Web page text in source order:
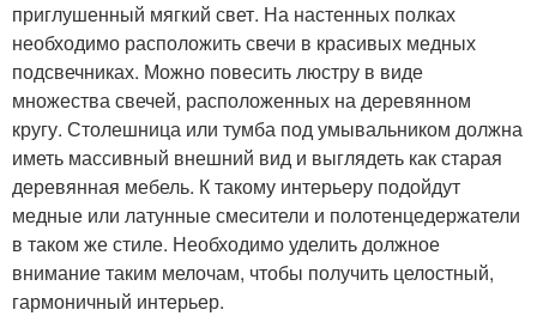
приглушенный мягкий свет. На настенных полках
необходимо расположить свечи в красивых медных
подсвечниках. Можно повесить люстру в виде
множества свечей, расположенных на деревянном
кругу. Столешница или тумба под умывальником должна
иметь массивный внешний вид и выглядеть как старая
деревянная мебель. К такому интерьеру подойдут
медные или латунные смесители и полотенцедержатели
в таком же стиле. Необходимо уделить должное
внимание таким мелочам, чтобы получить целостный,
гармоничный интерьер.